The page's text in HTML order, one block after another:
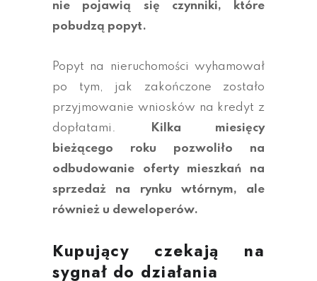
nie pojawią się czynniki, które
pobudzą popyt.
Popyt na nieruchomości wyhamował
po tym, jak zakończone zostało
przyjmowanie wniosków na kredyt z
dopłatami.
Kilka miesięcy
bieżącego roku pozwoliło na
odbudowanie oferty mieszkań na
sprzedaż na rynku wtórnym, ale
również u deweloperów.
Kupujący czekają na
sygnał do działania